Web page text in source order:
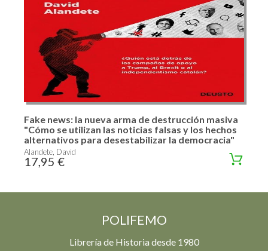
Fake news: la nueva arma de destrucción masiva
"Cómo se utilizan las noticias falsas y los hechos
alternativos para desestabilizar la democracia"
Alandete, David
17,95 €
POLIFEMO
Librería de Historia desde 1980